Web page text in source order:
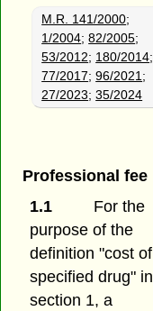
M.R. 141/2000;
1/2004;82/2005;
53/2012; 180/2014;
77/2017;96/2021;
27/2023;35/2024
Professional fee
1.1
For the
purpose of the
definition "cost of
specified drug" in
section 1, a